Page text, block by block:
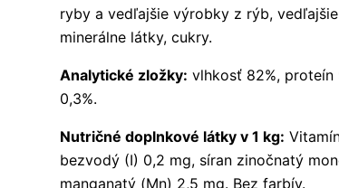
ryby a vedľajšie výrobky z rýb,
minerálne látky, cukry.
Analytické zložky: vlhkosť 82%, proteín
0,3%.
Nutričné doplnkové látky v 1 kg:
bezvodý (I) 0,2 mg, síran zinočnatý
manganatý (Mn) 2,5 mg. Bez farbív.